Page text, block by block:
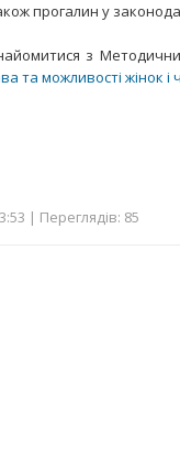
прогалин у
з
та можливості жінок і
| Переглядів: 85